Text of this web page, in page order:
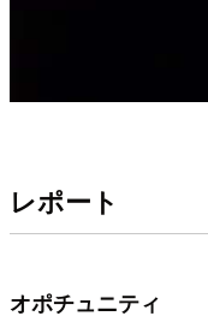
レポート
オポチュニティ